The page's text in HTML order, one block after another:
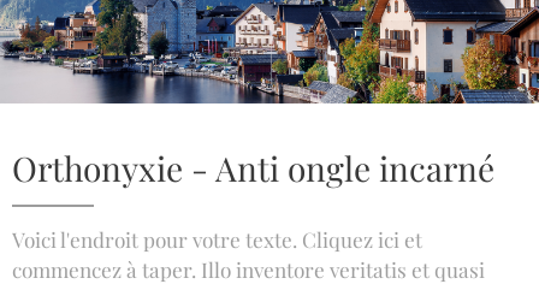
Orthonyxie - Anti ongle incarné
Voici l'endroit pour votre texte. Cliquez ici et
commencez à taper. Illo inventore veritatis et quasi